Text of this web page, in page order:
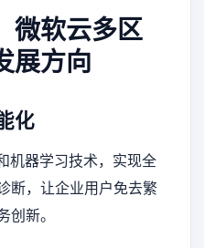
微软云多区
展方向
化
机器学习技术，实现全
断，让企业用户免去繁
新。